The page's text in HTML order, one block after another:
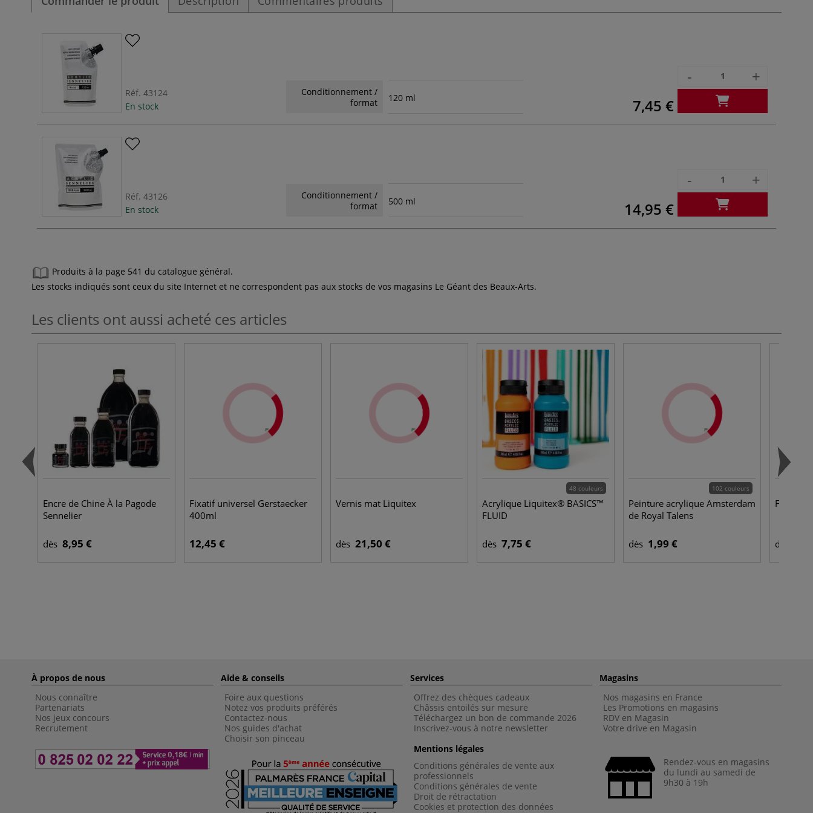
Réf. 43124
En stock
Conditionnement /
format
120 ml 7,45 €
- +
Réf. 43126
En stock
Conditionnement /
format
500 ml 14,95 €
- +
Produits à la page 541 du catalogue général.
Les stocks indiqués sont ceux du site Internet et ne correspondent pas aux stocks de vos magasins Le Géant des Beaux-Arts.
Les clients ont aussi acheté ces articles
Encre de Chine À la Pagode
Sennelier
dès 8,95 €
Fixatif universel Gerstaecker
400ml
12,45 €
Vernis mat Liquitex
dès 21,50 €
48 couleurs
Acrylique Liquitex® BASICS™
FLUID
dès 7,75 €
102 couleurs
Peinture acrylique Amsterdam
de Royal Talens
dès 1,99 €
Fond
dès
À propos de nous
Nous connaître
Partenariats
Nos jeux concours
Recrutement
Aide & conseils
Foire aux questions
Notez vos produits préférés
Contactez-nous
Nos guides d'achat
Choisir son pinceau
Services
Offrez des chèques cadeaux
Châssis entoilés sur mesure
Téléchargez un bon de commande 2026
Inscrivez-vous à notre newsletter
Mentions légales
Conditions générales de vente aux
professionnels
Conditions générales de vente
Droit de rétractation
Cookies et protection des données
Magasins
Nos magasins en France
Les Promotions en magasins
RDV en Magasin
Votre drive en Magasin
Rendez-vous en magasins
du lundi au samedi de
9h30 à 19h